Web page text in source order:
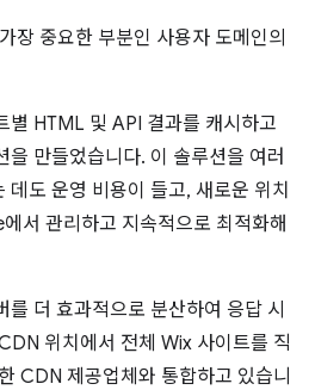
장 중요한 부분인 사용자 도메인의
별 HTML 및 API 결과를 캐시하고
만들었습니다. 이 솔루션을 여러
도 운영 비용이 들고, 새로운 위치
서 관리하고 지속적으로 최적화해
더 효과적으로 분산하여 응답 시
위치에서 전체 Wix 사이트를 직
CDN 제공업체와 통합하고 있습니